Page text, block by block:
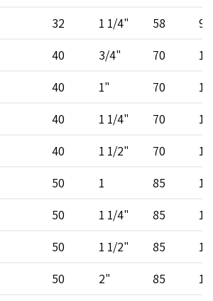
32 1 1/4" 58
98
40 3/4" 70
40 1" 70
40 1 1/4" 70
40 1 1/2" 70
50 1 85
50 1 1/4" 85
50 1 1/2" 85
50 2" 85